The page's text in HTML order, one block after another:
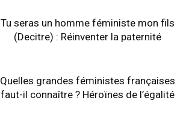
Tu seras un homme féministe mon fils
(Decitre) : Réinventer la paternité
Quelles grandes féministes françaises
faut-il connaître ? Héroïnes de l’égalité